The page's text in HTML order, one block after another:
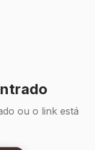
ou o link está